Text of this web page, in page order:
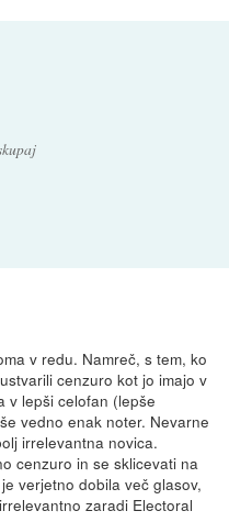
v redu. Namreč, s tem, ko
cenzuro kot jo imajo v
v lepši celofan (lepše
vedno enak noter. Nevarne
irrelevantna novica.
cenzuro in se sklicevati na
verjetno dobila več glasov,
zaradi Electoral